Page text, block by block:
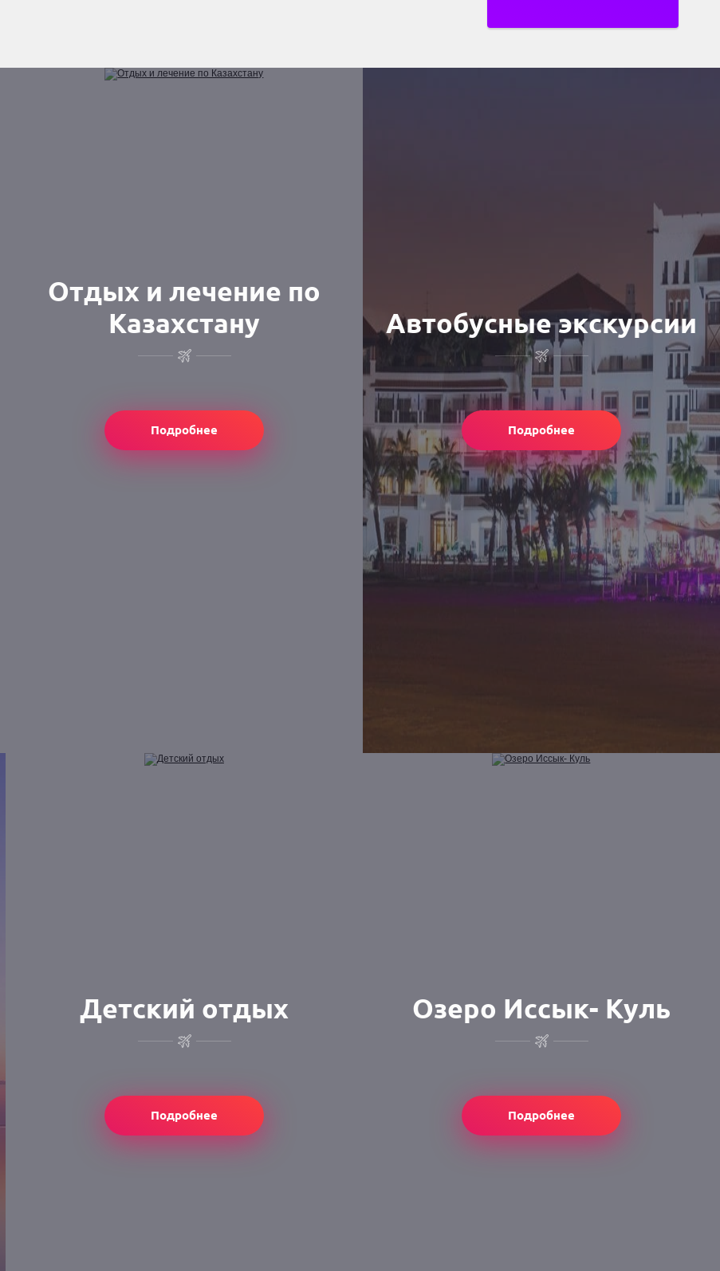
Отдых и лечение по
Казахстану
Подробнее
Автобусные экскурсии
Подробнее
Детский отдых
Подробнее
Озеро Иссык- Куль
Подробнее